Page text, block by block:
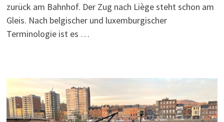
zurück am Bahnhof. Der Zug nach Liège steht schon am
Gleis. Nach belgischer und luxemburgischer
Terminologie ist es …